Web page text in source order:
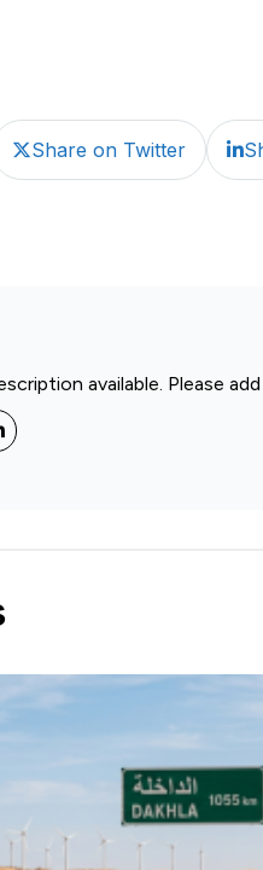
Share on Twitter
available. Please